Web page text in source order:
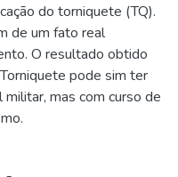
do torniquete (TQ).
de um fato real
O resultado obtido
pode sim ter
mas com curso de